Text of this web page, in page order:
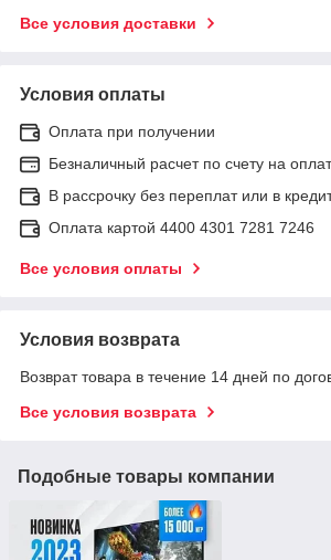
Все условия доставки
Условия оплаты
Оплата при получении
Безналичный расчет по счету на
В рассрочку без переплат или в
Оплата картой 4400 4301 7281 7246
Все условия оплаты
Условия возврата
Возврат товара в течение 14 дней по
Все условия возврата
Подобные товары компании